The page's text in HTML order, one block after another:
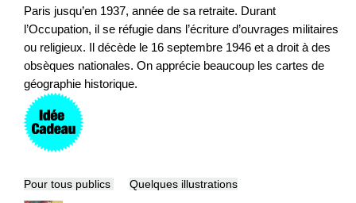
Paris jusqu’en 1937, année de sa retraite. Durant
l’Occupation, il se réfugie dans l’écriture d’ouvrages militaires
ou religieux. Il décède le 16 septembre 1946 et a droit à des
obsèques nationales. On apprécie beaucoup les cartes de
géographie historique.
Pour tous publics Quelques illustrations